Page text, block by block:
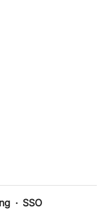
· SSO